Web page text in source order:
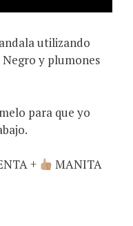
utilizando
y plumones
para que yo
+
MANITA